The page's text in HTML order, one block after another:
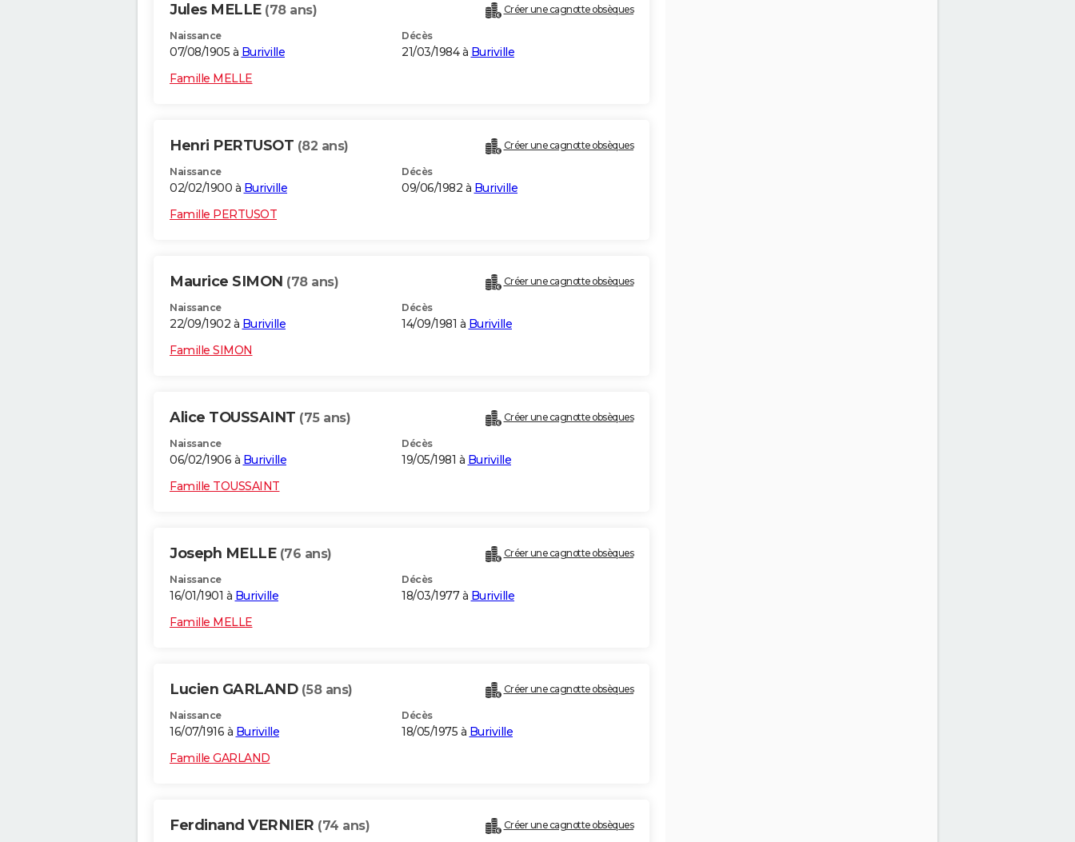
Jules MELLE (78 ans) Créer une cagnotte obsèques
Naissance
07/08/1905 à Buriville
Décès
21/03/1984 à Buriville
Famille MELLE
Henri PERTUSOT (82 ans) Créer une cagnotte obsèques
Naissance
02/02/1900 à Buriville
Décès
09/06/1982 à Buriville
Famille PERTUSOT
Maurice SIMON (78 ans) Créer une cagnotte obsèques
Naissance
22/09/1902 à Buriville
Décès
14/09/1981 à Buriville
Famille SIMON
Alice TOUSSAINT (75 ans) Créer une cagnotte obsèques
Naissance
06/02/1906 à Buriville
Décès
19/05/1981 à Buriville
Famille TOUSSAINT
Joseph MELLE (76 ans) Créer une cagnotte obsèques
Naissance
16/01/1901 à Buriville
Décès
18/03/1977 à Buriville
Famille MELLE
Lucien GARLAND (58 ans) Créer une cagnotte obsèques
Naissance
16/07/1916 à Buriville
Décès
18/05/1975 à Buriville
Famille GARLAND
Ferdinand VERNIER (74 ans) Créer une cagnotte obsèques